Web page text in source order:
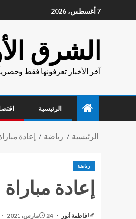
7 أغسطس، 2026
الشرق
آخر الأخبار تعرفونها فقط
الرئيسية
الرئيسية رياضة إعادة
رياضة
إعادة
فاطمة أنور 24 مارس، 2021